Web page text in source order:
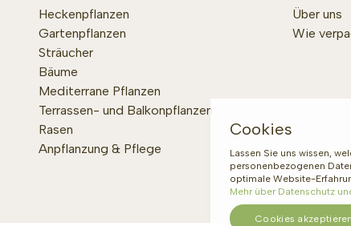
Heckenpflanzen
Gartenpflanzen
Sträucher
Bäume
Mediterrane Pflanzen
Terrassen- und Balkonpflanzen
Rasen
Anpflanzung & Pflege
Über uns
Wie
Cookies
Lassen Sie uns wissen,
personenbezogenen
optimale Website-
Mehr über Datenschutz
Cookies akzeptieren